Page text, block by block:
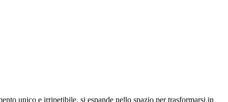
unico e irripetibile, si espande nello spazio per trasformarsi in